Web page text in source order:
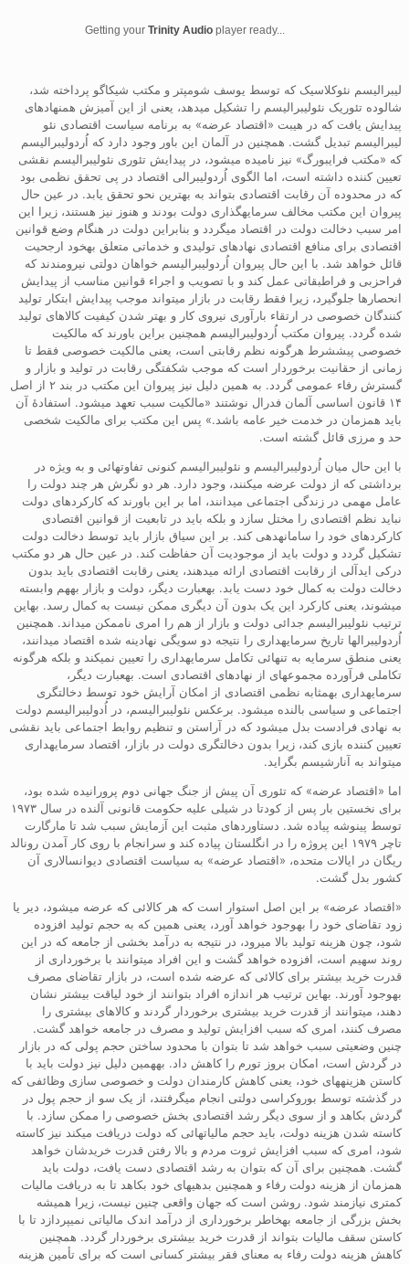
Getting your Trinity Audio player ready...
لیبرالیسم نئوکلاسیک که توسط یوسف شومپتر و مکتب شیکاگو پرداخته شد،
شالوده تئوریک نئولیبرالیسم را تشکیل میدهد، یعنی از این آمیزش همنهادهای
پیدایش یافت که در هیبت «اقتصاد عرضه» به برنامه سیاست اقتصادی نئو
لیبرالیسم تبدیل گشت. همچنین در آلمان این باور وجود دارد که اُردولیبرالیسم
که «مکتب فرایبورگ» نیز نامیده میشود، در پیدایش تئوری نئولیبرالیسم نقشی
تعیین کننده داشته است، اما الگوی اُردولیبرالی اقتصاد در پی تحقق نظمی بود
که در محدوده آن رقابت اقتصادی بتواند به بهترین نحو تحقق یابد. در عین حال
پیروان این مکتب مخالف سرمایهگذاری دولت بودند و هنوز نیز هستند، زیرا این
امر سبب دخالت دولت در اقتصاد میگردد و بنابراین دولت در هنگام وضع قوانین
اقتصادی برای منافع اقتصادی نهادهای تولیدی و خدماتی متعلق بهخود ارجحیت
قائل خواهد شد. با این حال پیروان اُردولیبرالیسم خواهان دولتی نیرومندند که
فراحزبی و فراطبقاتی عمل کند و با تصویب و اجراء قوانین مناسب از پیدایش
انحصارها جلوگیرد، زیرا فقط رقابت در بازار میتواند موجب پیدایش ابتکار تولید
کنندگان خصوصی در ارتقاء بارآوری نیروی کار و بهتر شدن کیفیت کالاهای تولید
شده گردد. پیروان مکتب اُردولیبرالیسم همچنین براین باورند که مالکیت
خصوصی پیششرط هرگونه نظم رقابتی است، یعنی مالکیت خصوصی فقط تا
زمانی از حقانیت برخوردار است که موجب شکفتگی رقابت در تولید و بازار و
گسترش رفاء عمومی گردد. به همین دلیل نیز پیروان این مکتب در بند ۲ از اصل
۱۴ قانون اساسی آلمان فدرال نوشتند «مالکیت سبب تعهد میشود. استفادۀ آن
باید همزمان در خدمت خیر عامه باشد.» پس این مکتب برای مالکیت شخصی
حد و مرزی قائل گشته است.
با این حال میان اُردولیبرالیسم و نئولیبرالیسم کنونی تفاوتهائی و به ویژه در
برداشتی که از دولت عرضه میکنند، وجود دارد. هر دو نگرش هر چند دولت را
عامل مهمی در زندگی اجتماعی میدانند، اما بر این باورند که کارکردهای دولت
نباید نظم اقتصادی را مختل سازد و بلکه باید در تابعیت از قوانین اقتصادی
کارکردهای خود را سامانهدهی کند. بر این سیاق بازار باید توسط دخالت دولت
تشکیل گردد و دولت باید از موجودیت آن حفاظت کند. در عین حال هر دو مکتب
درکی ایدآلی از رقابت اقتصادی ارائه میدهند، یعنی رقابت اقتصادی باید بدون
دخالت دولت به کمال خود دست یابد. بهعبارت دیگر، دولت و بازار بههم وابسته
میشوند، یعنی کارکرد این یک بدون آن دیگری ممکن نیست به کمال رسد. بهاین
ترتیب نئولیبرالیسم جدائی دولت و بازار از هم را امری ناممکن میداند. همچنین
اُردولیبرالها تاریخ سرمایهداری را نتیجه دو سویگی نهادینه شده اقتصاد میدانند،
یعنی منطق سرمایه به تنهائی تکامل سرمایهداری را تعیین نمیکند و بلکه هرگونه
تکاملی فرآورده مجموعهای از نهادهای اقتصادی است. بهعبارت دیگر،
سرمایهداری بهمثابه نظمی اقتصادی از امکان آرایش خود توسط دخالتگری
اجتماعی و سیاسی بالنده میشود. برعکس نئولیبرالیسم، در اُدولیبرالیسم دولت
به نهادی فرادست بدل میشود که در آراستن و تنظیم روابط اجتماعی باید نقشی
تعیین کننده بازی کند، زیرا بدون دخالتگری دولت در بازار، اقتصاد سرمایهداری
میتواند به آنارشیسم بگراید.
اما «اقتصاد عرضه» که تئوری آن پیش از جنگ جهانی دوم پرورانیده شده بود،
برای نخستین بار پس از کودتا در شیلی علیه حکومت قانونی آلنده در سال ۱۹۷۳
توسط پینوشه پیاده شد. دستاوردهای مثبت این آزمایش سبب شد تا مارگارت
تاچر ۱۹۷۹ این پروژه را در انگلستان پیاده کند و سرانجام با روی کار آمدن رونالد
ریگان در ایالات متحده، «اقتصاد عرضه» به سیاست اقتصادی دیوانسالاری آن
کشور بدل گشت.
«اقتصاد عرضه» بر این اصل استوار است که هر کالائی که عرضه میشود، دیر یا
زود تقاضای خود را بهوجود خواهد آورد، یعنی همین که به حجم تولید افزوده
شود، چون هزینه تولید بالا میرود، در نتیجه به درآمد بخشی از جامعه که در این
روند سهیم است، افزوده خواهد گشت و این افراد میتوانند با برخورداری از
قدرت خرید بیشتر برای کالائی که عرضه شده است، در بازار تقاضای مصرف
بهوجود آورند. بهاین ترتیب هر اندازه افراد بتوانند از خود لیاقت بیشتر نشان
دهند، میتوانند از قدرت خرید بیشتری برخوردار گردند و کالاهای بیشتری را
مصرف کنند، امری که سبب افزایش تولید و مصرف در جامعه خواهد گشت.
چنین وضعیتی سبب خواهد شد تا بتوان با محدود ساختن حجم پولی که در بازار
در گردش است، امکان بروز تورم را کاهش داد. بههمین دلیل نیز دولت باید با
کاستن هزینههای خود، یعنی کاهش کارمندان دولت و خصوصی سازی وظائفی که
در گذشته توسط بوروکراسی دولتی انجام میگرفتند، از یک سو از حجم پول در
گردش بکاهد و از سوی دیگر رشد اقتصادی بخش خصوصی را ممکن سازد. با
کاسته شدن هزینه دولت، باید حجم مالیاتهائی که دولت دریافت میکند نیز کاسته
شود، امری که سبب افزایش ثروت مردم و بالا رفتن قدرت خریدشان خواهد
گشت. همچنین برای آن که بتوان به رشد اقتصادی دست یافت، دولت باید
همزمان از هزینه دولت رفاء و همچنین بدهیهای خود بکاهد تا به دریافت مالیات
کمتری نیازمند شود. روشن است که جهان واقعی چنین نیست، زیرا همیشه
بخش بزرگی از جامعه بهخاطر برخورداری از درآمد اندک مالیاتی نمیپردازد تا با
کاستن سقف مالیات بتواند از قدرت خرید بیشتری برخوردار گردد. همچنین
کاهش هزینه دولت رفاء به معنای فقر بیشتر کسانی است که برای تأمین هزینه